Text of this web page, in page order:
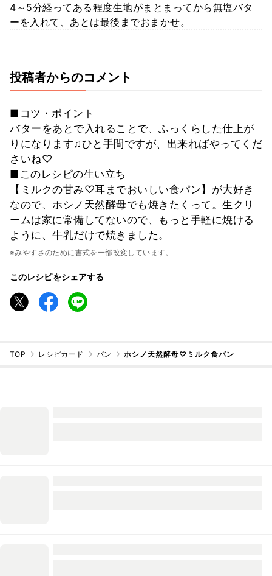
4～5分経ってある程度生地がまとまってから無塩バタ
ーを入れて、あとは最後までおまかせ。
投稿者からのコメント
■コツ・ポイント
バターをあとで入れることで、ふっくらした仕上が
りになります♫ひと手間ですが、出来ればやってくだ
さいね♡
■このレシピの生い立ち
【ミルクの甘み♡耳までおいしい食パン】が大好き
なので、ホシノ天然酵母でも焼きたくって。生クリ
ームは家に常備してないので、もっと手軽に焼ける
ように、牛乳だけで焼きました。
※みやすさのために書式を一部改変しています。
このレシピをシェアする
TOP レシピカード パン ホシノ天然酵母♡ミルク食パン